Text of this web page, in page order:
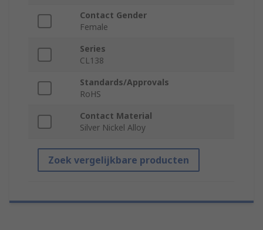
Contact Gender
Female
Series
CL138
Standards/Approvals
RoHS
Contact Material
Silver Nickel Alloy
Zoek vergelijkbare producten